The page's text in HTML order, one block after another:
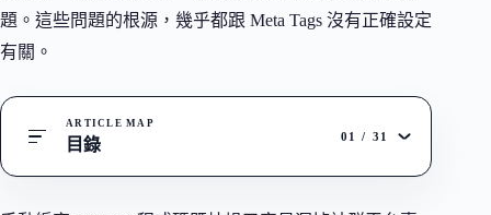
題。這些問題的根源，幾乎都跟 Meta Tags 沒有正確設定
有關。
ARTICLE MAP
目錄 01 / 31